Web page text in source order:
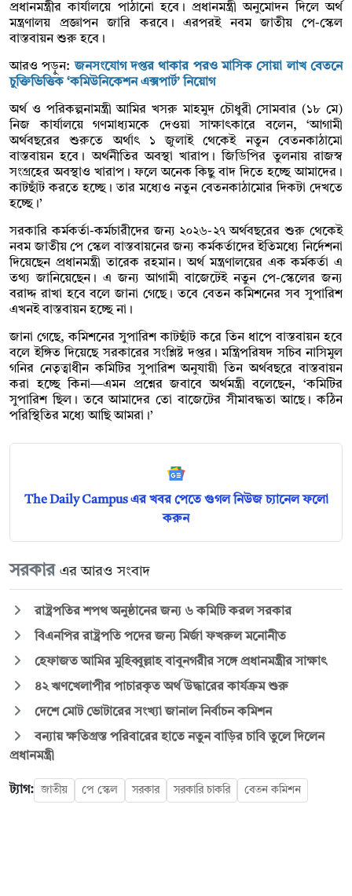
প্রধানমন্ত্রীর কার্যালয়ে পাঠানো হবে। প্রধানমন্ত্রী অনুমোদন দিলে অর্থ
মন্ত্রণালয় প্রজ্ঞাপন জারি করবে। এরপরই নবম জাতীয় পে-স্কেল
বাস্তবায়ন শুরু হবে।
আরও পড়ুন:জনসংযোগ দপ্তর থাকার পরও মাসিক সোয়া লাখ বেতনে
চুক্তিভিত্তিক ‘কমিউনিকেশন এক্সপার্ট’ নিয়োগ
অর্থ ও পরিকল্পনামন্ত্রী আমির খসরু মাহমুদ চৌধুরী সোমবার (১৮ মে)
নিজ কার্যালয়ে গণমাধ্যমকে দেওয়া সাক্ষাৎকারে বলেন, ‘আগামী
অর্থবছরের শুরুতে অর্থাৎ ১ জুলাই থেকেই নতুন বেতনকাঠামো
বাস্তবায়ন হবে। অর্থনীতির অবস্থা খারাপ। জিডিপির তুলনায় রাজস্ব
সংগ্রহের অবস্থাও খারাপ। ফলে অনেক কিছু বাদ দিতে হচ্ছে আমাদের।
কাটছাঁট করতে হচ্ছে। তার মধ্যেও নতুন বেতনকাঠামোর দিকটা দেখতে
হচ্ছে।’
সরকারি কর্মকর্তা-কর্মচারীদের জন্য ২০২৬-২৭ অর্থবছরের শুরু থেকেই
নবম জাতীয় পে স্কেল বাস্তবায়নের জন্য কর্মকর্তাদের ইতিমধ্যে নির্দেশনা
দিয়েছেন প্রধানমন্ত্রী তারেক রহমান। অর্থ মন্ত্রণালয়ের এক কর্মকর্তা এ
তথ্য জানিয়েছেন। এ জন্য আগামী বাজেটেই নতুন পে-স্কেলের জন্য
বরাদ্দ রাখা হবে বলে জানা গেছে। তবে বেতন কমিশনের সব সুপারিশ
এখনই বাস্তবায়ন হচ্ছে না।
জানা গেছে, কমিশনের সুপারিশ কাটছাঁট করে তিন ধাপে বাস্তবায়ন হবে
বলে ইঙ্গিত দিয়েছে সরকারের সংশ্লিষ্ট দপ্তর। মন্ত্রিপরিষদ সচিব নাসিমুল
গনির নেতৃত্বাধীন কমিটির সুপারিশ অনুযায়ী তিন অর্থবছরে বাস্তবায়ন
করা হচ্ছে কিনা—এমন প্রশ্নের জবাবে অর্থমন্ত্রী বলেছেন, ‘কমিটির
সুপারিশ ছিল। তবে আমাদের তো বাজেটের সীমাবদ্ধতা আছে। কঠিন
পরিস্থিতির মধ্যে আছি আমরা।’
The Daily Campus এর খবর পেতে গুগল নিউজ চ্যানেল ফলো
করুন
সরকার এর আরও সংবাদ
রাষ্ট্রপতির শপথ অনুষ্ঠানের জন্য ৬ কমিটি করল সরকার
বিএনপির রাষ্ট্রপতি পদের জন্য মির্জা ফখরুল মনোনীত
হেফাজত আমির মুহিব্বুল্লাহ বাবুনগরীর সঙ্গে প্রধানমন্ত্রীর সাক্ষাৎ
৪২ ঋণখেলাপীর পাচারকৃত অর্থ উদ্ধারের কার্যক্রম শুরু
দেশে মোট ভোটারের সংখ্যা জানাল নির্বাচন কমিশন
বন্যায় ক্ষতিগ্রস্ত পরিবারের হাতে নতুন বাড়ির চাবি তুলে দিলেন
প্রধানমন্ত্রী
ট্যাগ: জাতীয় পে স্কেল সরকার সরকারি চাকরি বেতন কমিশন